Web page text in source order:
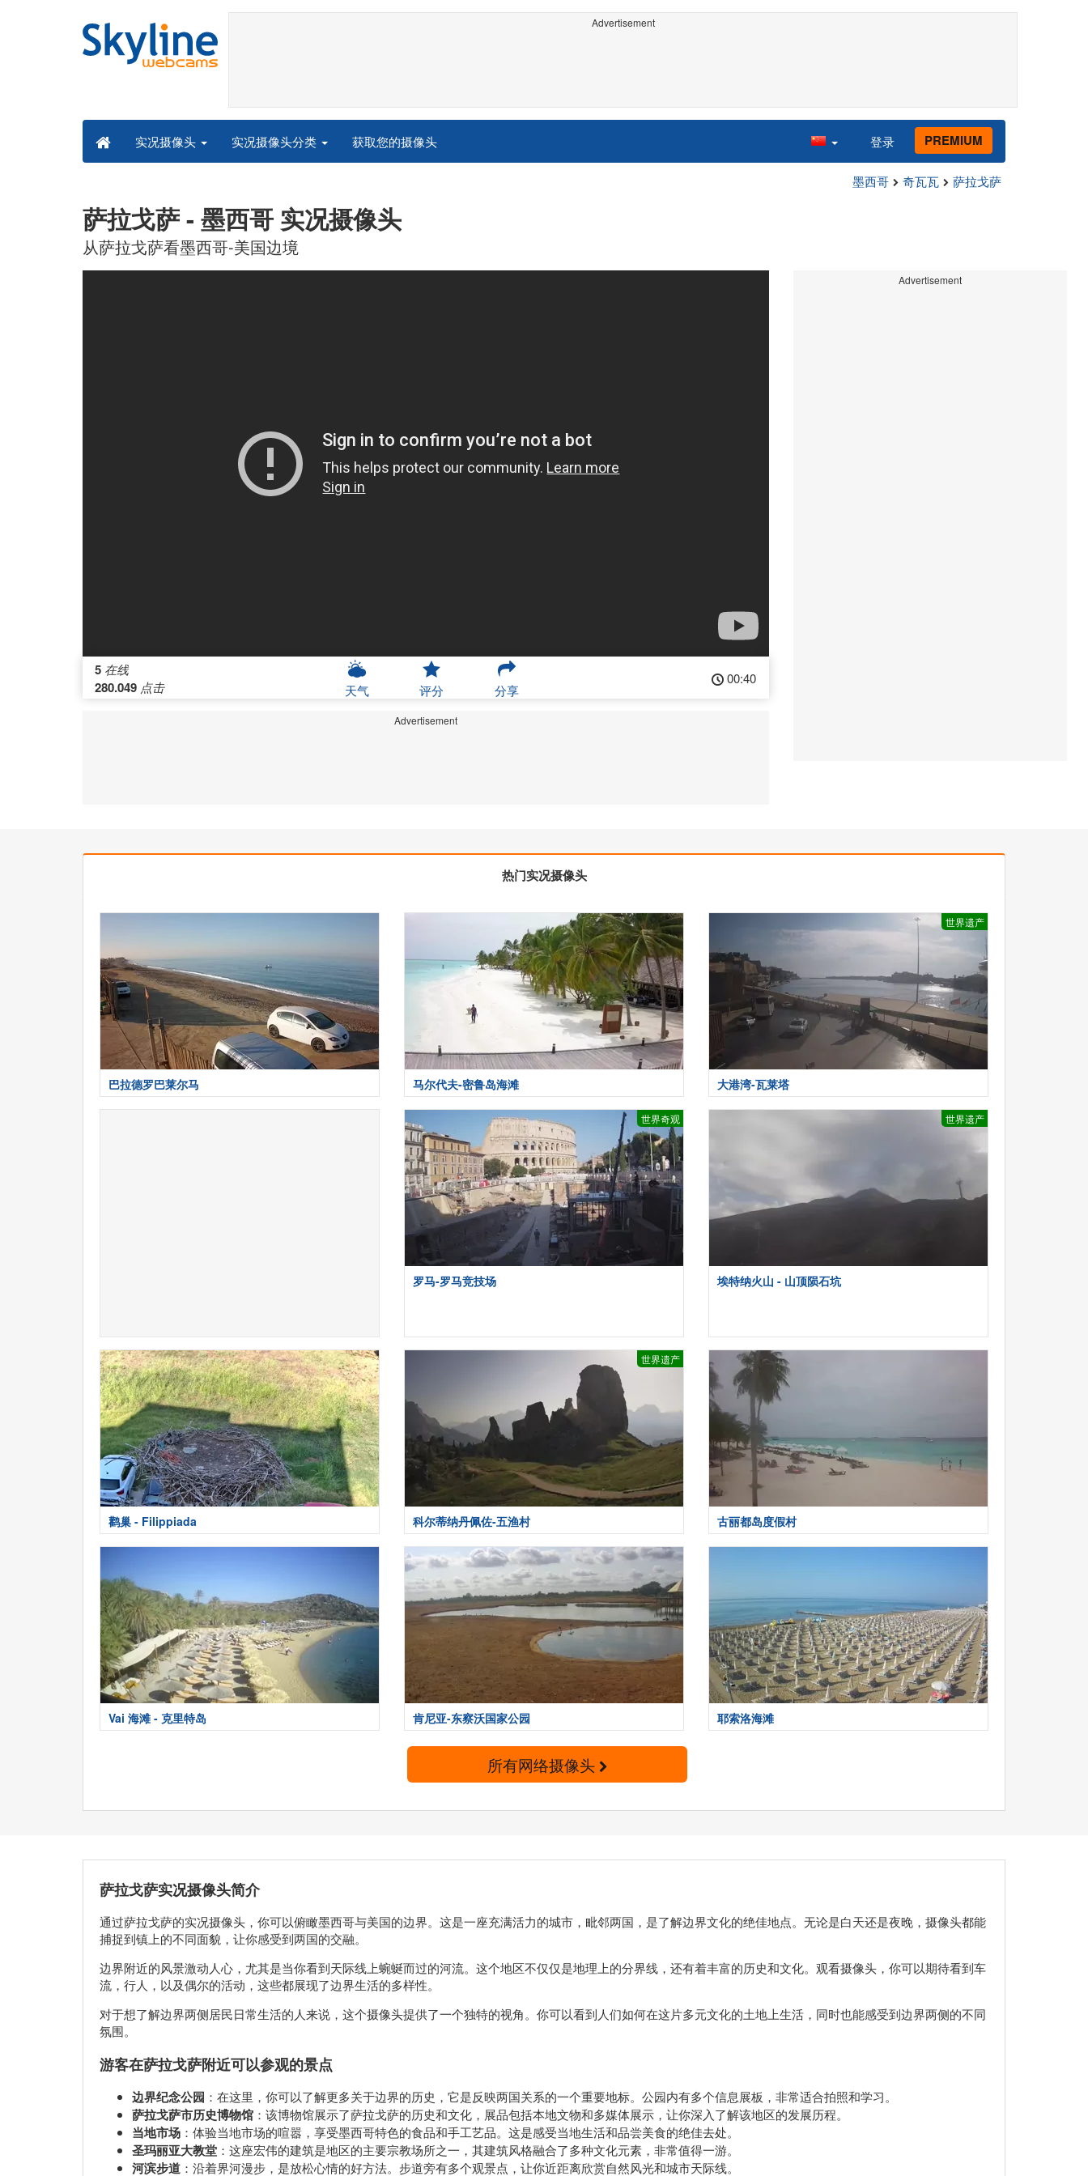
Advertisement
实况摄像头 实况摄像头分类 获取您的摄像头 登录 PREMIUM
墨西哥 奇瓦瓦 萨拉戈萨
萨拉戈萨 - 墨西哥 实况摄像头
从萨拉戈萨看墨西哥-美国边境
5 在线
280.049 点击 天气 评分 分享
00:40
Advertisement
Advertisement
热门实况摄像头
巴拉德罗巴莱尔马 马尔代夫-密鲁岛海滩
世界遗产
大港湾-瓦莱塔
世界奇观
罗马-罗马竞技场
世界遗产
埃特纳火山 - 山顶陨石坑
鹳巢 - Filippiada
世界遗产
科尔蒂纳丹佩佐-五渔村 古丽都岛度假村
Vai 海滩 - 克里特岛 肯尼亚-东察沃国家公园 耶索洛海滩
所有网络摄像头
萨拉戈萨实况摄像头简介
通过萨拉戈萨的实况摄像头，你可以俯瞰墨西哥与美国的边界。这是一座充满活力的城市，毗邻两国，是了解边界文化的绝佳地点。无论是白天还是夜晚，摄像头都能
捕捉到镇上的不同面貌，让你感受到两国的交融。
边界附近的风景激动人心，尤其是当你看到天际线上蜿蜒而过的河流。这个地区不仅仅是地理上的分界线，还有着丰富的历史和文化。观看摄像头，你可以期待看到车
流，行人，以及偶尔的活动，这些都展现了边界生活的多样性。
对于想了解边界两侧居民日常生活的人来说，这个摄像头提供了一个独特的视角。你可以看到人们如何在这片多元文化的土地上生活，同时也能感受到边界两侧的不同
氛围。
游客在萨拉戈萨附近可以参观的景点
边界纪念公园 ：在这里，你可以了解更多关于边界的历史，它是反映两国关系的一个重要地标。公园内有多个信息展板，非常适合拍照和学习。
萨拉戈萨市历史博物馆 ：该博物馆展示了萨拉戈萨的历史和文化，展品包括本地文物和多媒体展示，让你深入了解该地区的发展历程。
当地市场 ：体验当地市场的喧嚣，享受墨西哥特色的食品和手工艺品。这是感受当地生活和品尝美食的绝佳去处。
圣玛丽亚大教堂 ：这座宏伟的建筑是地区的主要宗教场所之一，其建筑风格融合了多种文化元素，非常值得一游。
河滨步道 ：沿着界河漫步，是放松心情的好方法。步道旁有多个观景点，让你近距离欣赏自然风光和城市天际线。